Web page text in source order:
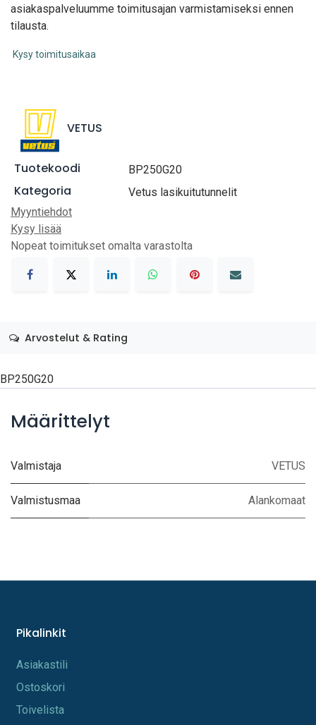
asiakaspalveluumme toimitusajan varmistamiseksi ennen
tilausta.
Kysy toimitusaikaa
VETUS
Tuotekoodi BP250G20
Kategoria
Vetus lasikuitutunnelit
Myyntiehdot
Kysy lisää
Nopeat toimitukset omalta varastolta
Arvostelut & Rating
BP250G20
Määrittelyt
Valmistaja VETUS
Valmistusmaa Alankomaat
Pikalinkit
A​s​iakastili
Os​toskori
Toi​velista